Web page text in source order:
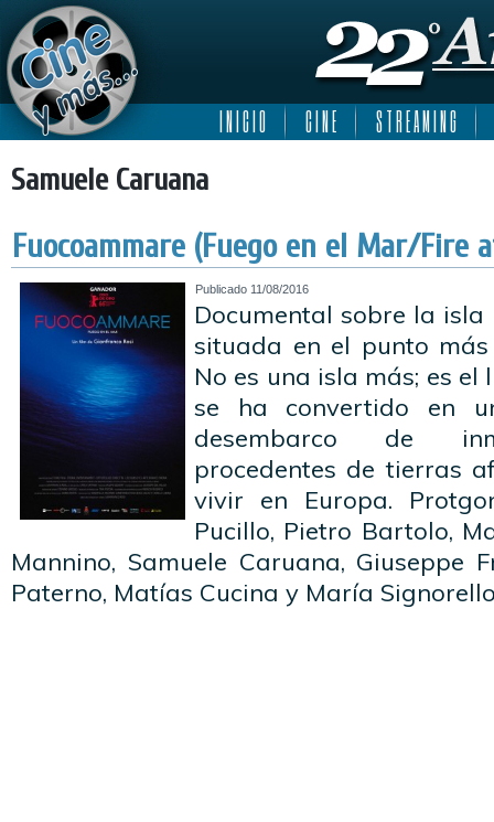
I N I C I O C I N E S T R E A M I N G
Samuele Caruana
Fuocoammare (Fuego en el Mar/Fire
Publicado 11/08/2016
Documental sobre la
situada en el punto
No es una isla más; es
se ha convertido en
desembarco de
procedentes de tierras
vivir en Europa.
Pucillo, Pietro Bartolo,
Mannino, Samuele Caruana, Giuseppe
Paterno, Matías Cucina y María